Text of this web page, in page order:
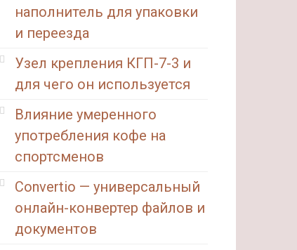
наполнитель для упаковки
и переезда
Узел крепления КГП-7-3 и
для чего он используется
Влияние умеренного
употребления кофе на
спортсменов
Convertio — универсальный
онлайн-конвертер файлов и
документов